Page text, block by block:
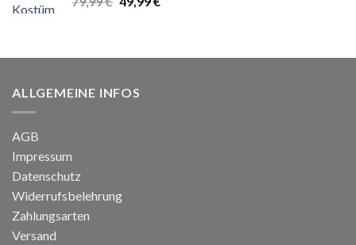
ALLGEMEINE INFOS
AGB
Impressum
Datenschutz
Widerrufsbelehrung
Zahlungsarten
Versand